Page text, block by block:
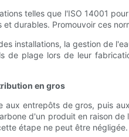
telles que l'ISO 14001
durables. Promouvoir ces
installations, la gestion de
de plage lors de leur
en gros
aux entrepôts de gros, puis
d'un produit en raison
étape ne peut être négligée.